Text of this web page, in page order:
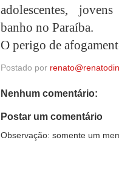
adolescentes,
banho no Paraíba.
O perigo de
Postado por
Nenhum comentário:
Postar um comentário
Observação: somente um